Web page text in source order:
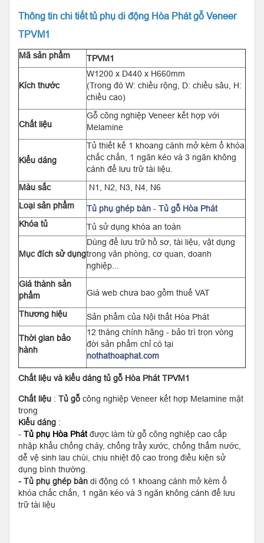
Thông tin chi tiết tủ phụ di động Hòa Phát gỗ Veneer
TPVM1
Mã sản phẩm TPVM1
Kích thước
W1200 x D440 x H660mm
(Trong đó W: chiều rộng, D: chiều sâu, H:
chiều cao)
Chất liệu
Gỗ công nghiệp Veneer kết hợp với
Melamine
Kiểu dáng
Tủ thiết kế 1 khoang cánh mở kèm ổ khóa
chắc chắn, 1 ngăn kéo và 3 ngăn không
cánh để lưu trữ tài liệu.
Màu sắc
N1, N2, N3, N4, N6
Loại sản phẩm
Tủ phụ ghép bàn - Tủ gỗ Hòa Phát
Khóa tủ
Tủ sử dụng khóa an toàn
Mục đích sử dụng
Dùng để lưu trữ hồ sơ, tài liệu, vật dụng
trong văn phòng, cơ quan, doanh
nghiệp...
Giá thành sản
phẩm
Giá web chưa bao gồm thuế VAT
Thương hiệu Sản phẩm của Nội thất Hòa Phát
Thời gian bảo
hành
12 tháng chính hãng - bảo trì trọn vòng
đời sản phẩm chỉ có tại
nothathoaphat.com
Chất liệu và kiểu dáng tủ gỗ Hòa Phát TPVM1
Chất liệu : Tủ gỗ công nghiệp Veneer kết hợp Melamine mặt
trong
Kiểu dáng :
- Tủ phụ Hòa Phátđược làm từ gỗ công nghiệp cao cấp
nhập khẩu chống cháy, chống trầy xước, chống thấm nước,
dễ vệ sinh lau chùi, chịu nhiệt độ cao trong điều kiện sử
dụng bình thường.
- Tủ phụ ghép bàn di động có 1 khoang cánh mở kèm ổ
khóa chắc chắn, 1 ngăn kéo và 3 ngăn không cánh để lưu
trữ tài liệu